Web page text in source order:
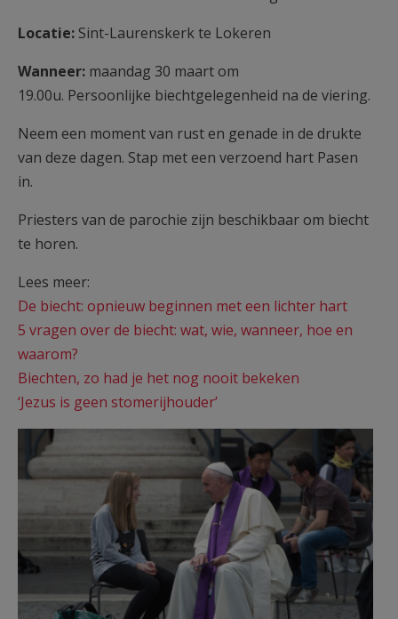
Locatie: Sint-Laurenskerk te Lokeren
Wanneer: maandag 30 maart om
19.00u. Persoonlijke biechtgelegenheid na de viering.
Neem een moment van rust en genade in de drukte
van deze dagen. Stap met een verzoend hart Pasen
in.
Priesters van de parochie zijn beschikbaar om biecht
te horen.
Lees meer:
De biecht: opnieuw beginnen met een lichter hart
5 vragen over de biecht: wat, wie, wanneer, hoe en
waarom?
Biechten, zo had je het nog nooit bekeken
‘Jezus is geen stomerijhouder’
Paus.jpg